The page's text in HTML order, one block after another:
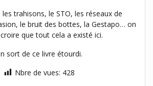
les trahisons, le STO, les réseaux de
le bruit des bottes, la Gestapo… on
que tout cela a existé ici.
sort de ce livre étourdi.
Nbre de vues: 428